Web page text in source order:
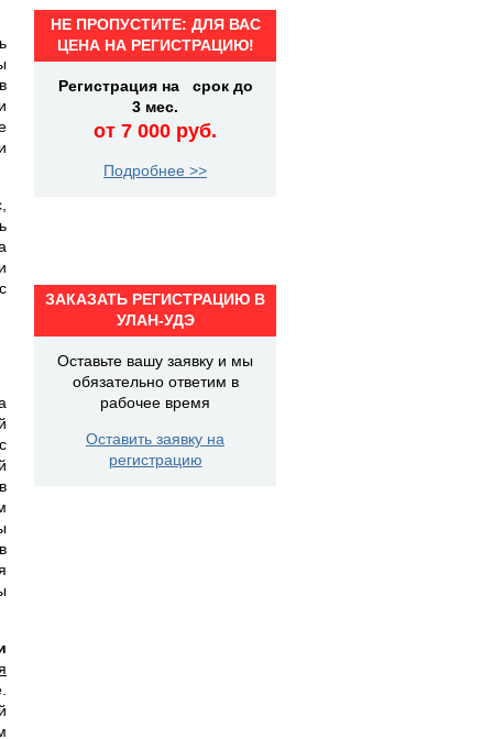
НЕ ПРОПУСТИТЕ: ДЛЯ ВАС
ЦЕНА НА РЕГИСТРАЦИЮ!
Регистрация на срок до
3 мес.
от 7 000 руб.
Подробнее >>
ЗАКАЗАТЬ РЕГИСТРАЦИЮ В
УЛАН-УДЭ
Оставьте вашу заявку и мы
обязательно ответим в
рабочее время
Оставить заявку на
регистрацию